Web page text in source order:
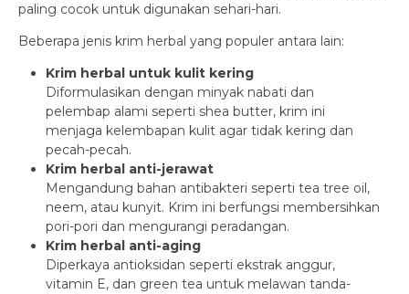
paling cocok untuk digunakan sehari-hari.
Beberapa jenis krim herbal yang populer antara lain:
Krim herbal untuk kulit kering
Diformulasikan dengan minyak nabati dan
pelembap alami seperti shea butter, krim ini
menjaga kelembapan kulit agar tidak kering dan
pecah-pecah.
Krim herbal anti-jerawat
Mengandung bahan antibakteri seperti tea tree oil,
neem, atau kunyit. Krim ini berfungsi membersihkan
pori-pori dan mengurangi peradangan.
Krim herbal anti-aging
Diperkaya antioksidan seperti ekstrak anggur,
vitamin E, dan green tea untuk melawan tanda-